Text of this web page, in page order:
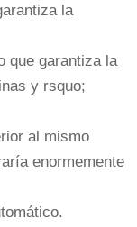
la
que garantiza la
y rsquo;
al mismo
enormemente